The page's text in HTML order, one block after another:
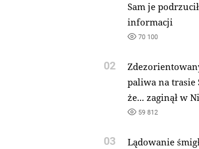
Sam je
informacji
70 100
02
paliwa na trasie
że... zaginął w
59 812
03
Lądowanie